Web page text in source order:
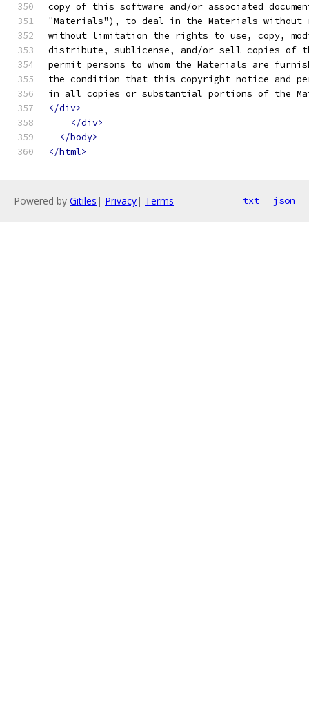
copy of this software and/or associated
"Materials"), to deal in the Materials
without limitation the rights to use, copy,
distribute, sublicense, and/or sell copies of
permit persons to whom the Materials are
the condition that this copyright notice and
in all copies or substantial portions of the
</div>
</div>
</body>
</html>
Powered by Gitiles | Privacy| Terms txt json